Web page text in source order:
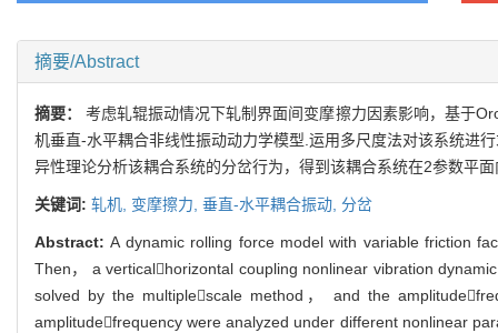
摘要/Abstract
摘要：考虑轧辊振动情况下轧制界面间变摩擦力因素影响，基于
机垂直-水平耦合非线性振动动力学模型.运用多尺度法对该系统进
异性理论分析该耦合系统的分岔行为，得到该耦合系统在2参数平
关键词: 轧机, 变摩擦力, 垂直-水平耦合振动, 分岔
Abstract:A dynamic rolling force model with variable friction
Then， a verticalhorizontal coupling nonlinear vibration
solved by the multiplescale method， and the
amplitudefrequency were analyzed under different nonlinear